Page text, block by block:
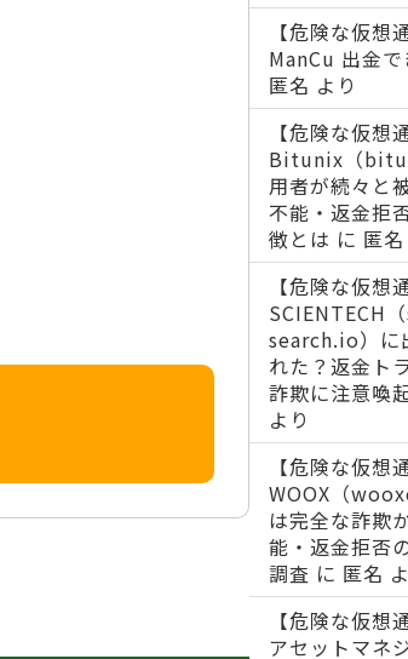
【危険な仮想
ManCu 出金で
匿名 より
【危険な仮想
Bitunix（
用者が続々と
不能・返金拒
徴とは に 匿名
【危険な仮想
SCIENTECH
search.io）に
れた？返金ト
詐欺に注意喚
より
【危険な仮想
WOOX（
は完全な詐欺
能・返金拒否
調査 に 匿名
【危険な仮想
アセットマネ